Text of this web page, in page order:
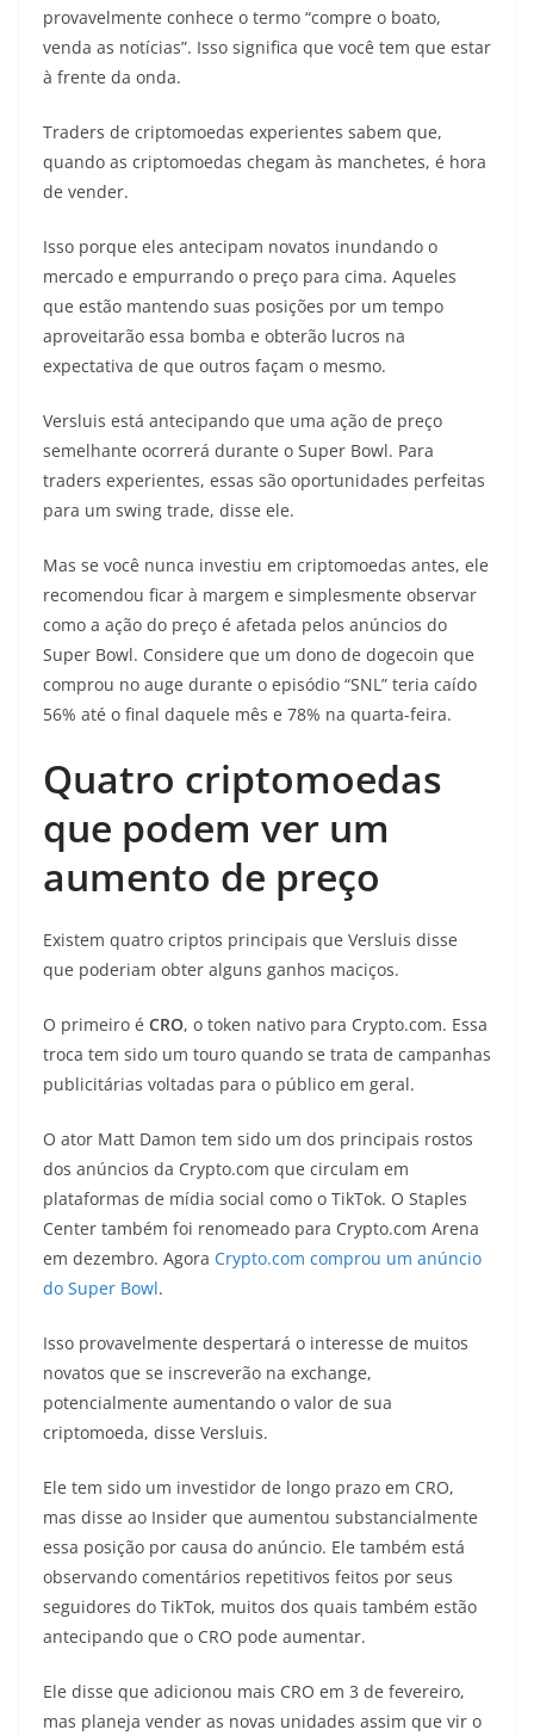
provavelmente conhece o termo “compre o boato,
venda as notícias”. Isso significa que você tem que estar
à frente da onda.
Traders de criptomoedas experientes sabem que,
quando as criptomoedas chegam às manchetes, é hora
de vender.
Isso porque eles antecipam novatos inundando o
mercado e empurrando o preço para cima. Aqueles
que estão mantendo suas posições por um tempo
aproveitarão essa bomba e obterão lucros na
expectativa de que outros façam o mesmo.
Versluis está antecipando que uma ação de preço
semelhante ocorrerá durante o Super Bowl. Para
traders experientes, essas são oportunidades perfeitas
para um swing trade, disse ele.
Mas se você nunca investiu em criptomoedas antes, ele
recomendou ficar à margem e simplesmente observar
como a ação do preço é afetada pelos anúncios do
Super Bowl. Considere que um dono de dogecoin que
comprou no auge durante o episódio “SNL” teria caído
56% até o final daquele mês e 78% na quarta-feira.
Quatro criptomoedas
que podem ver um
aumento de preço
Existem quatro criptos principais que Versluis disse
que poderiam obter alguns ganhos maciços.
O primeiro é CRO, o token nativo para Crypto.com. Essa
troca tem sido um touro quando se trata de campanhas
publicitárias voltadas para o público em geral.
O ator Matt Damon tem sido um dos principais rostos
dos anúncios da Crypto.com que circulam em
plataformas de mídia social como o TikTok. O Staples
Center também foi renomeado para Crypto.com Arena
em dezembro. Agora Crypto.com comprou um anúncio
do Super Bowl.
Isso provavelmente despertará o interesse de muitos
novatos que se inscreverão na exchange,
potencialmente aumentando o valor de sua
criptomoeda, disse Versluis.
Ele tem sido um investidor de longo prazo em CRO,
mas disse ao Insider que aumentou substancialmente
essa posição por causa do anúncio. Ele também está
observando comentários repetitivos feitos por seus
seguidores do TikTok, muitos dos quais também estão
antecipando que o CRO pode aumentar.
Ele disse que adicionou mais CRO em 3 de fevereiro,
mas planeja vender as novas unidades assim que vir o